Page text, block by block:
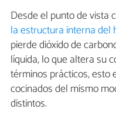
Desde el punto de vista
la estructura interna del
pierde dióxido de
líquida, lo que altera su
términos prácticos, esto
cocinados del mismo
distintos.